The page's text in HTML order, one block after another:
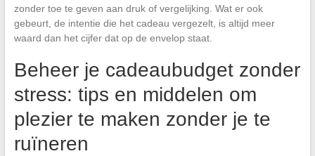
zonder toe te geven aan druk of vergelijking. Wat er ook
gebeurt, de intentie die het cadeau vergezelt, is altijd meer
waard dan het cijfer dat op de envelop staat.
Beheer je cadeaubudget zonder
stress: tips en middelen om
plezier te maken zonder je te
ruïneren